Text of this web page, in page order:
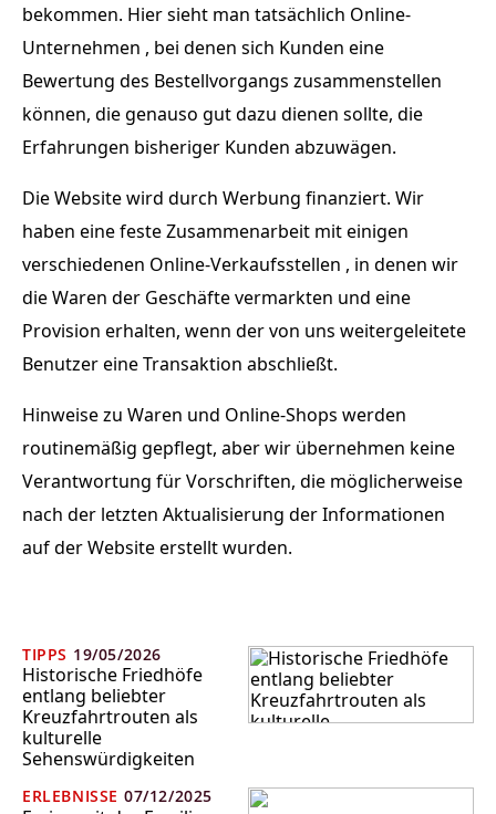
bekommen. Hier sieht man tatsächlich Online-
Unternehmen , bei denen sich Kunden eine
Bewertung des Bestellvorgangs zusammenstellen
können, die genauso gut dazu dienen sollte, die
Erfahrungen bisheriger Kunden abzuwägen.
Die Website wird durch Werbung finanziert. Wir
haben eine feste Zusammenarbeit mit einigen
verschiedenen Online-Verkaufsstellen , in denen wir
die Waren der Geschäfte vermarkten und eine
Provision erhalten, wenn der von uns weitergeleitete
Benutzer eine Transaktion abschließt.
Hinweise zu Waren und Online-Shops werden
routinemäßig gepflegt, aber wir übernehmen keine
Verantwortung für Vorschriften, die möglicherweise
nach der letzten Aktualisierung der Informationen
auf der Website erstellt wurden.
TIPPS 19/05/2026
Historische Friedhöfe
entlang beliebter
Kreuzfahrtrouten als
kulturelle
Sehenswürdigkeiten
ERLEBNISSE 07/12/2025